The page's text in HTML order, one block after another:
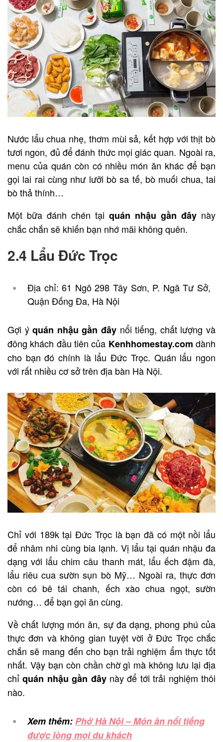
Nước lẩu chua nhẹ, thơm mùi sả, kết hợp với thịt bò
tươi ngon, đủ để đánh thức mọi giác quan. Ngoài ra,
menu của quán còn có nhiều món ăn khác để bạn
gọi lai rai cùng như lưỡi bò sa tế, bò muối chua, tai
bò thả thính…
Một bữa đánh chén tại quán nhậu gần đây này
chắc chắn sẽ khiến bạn nhớ mãi không quên.
2.4 Lẩu Đức Trọc
Địa chỉ: 61 Ngõ 298 Tây Sơn, P. Ngã Tư Sở,
Quận Đống Đa, Hà Nội
Gợi ýquán nhậu gần đây nổi tiếng, chất lượng và
đông khách đầu tiên của Kenhhomestay.com dành
cho bạn đó chính là lẩu Đức Trọc. Quán lẩu ngon
với rất nhiều cơ sở trên địa bàn Hà Nội.
Chỉ với 189k tại Đức Trọc là bạn đã có một nồi lẩu
để nhâm nhi cùng bia lạnh. Vị lẩu tại quán nhậu đa
dạng với lẩu chim câu thanh mát, lẩu ếch đậm đà,
lẩu riêu cua sườn sụn bò Mỹ… Ngoài ra, thực đơn
còn có bê tái chanh, ếch xào chua ngọt, sườn
nướng… để bạn gọi ăn cùng.
Về chất lượng món ăn, sự đa dạng, phong phú của
thực đơn và không gian tuyệt vời ở Đức Trọc chắc
chắn sẽ mang đến cho bạn trải nghiệm ẩm thực tốt
nhất. Vậy bạn còn chần chờ gì mà không lưu lại địa
chỉquán nhậu gần đâynày để tới trải nghiệm thôi
nào.
Xem thêm:Phở Hà Nội – Món ăn nổi tiếng
được lòng mọi du khách